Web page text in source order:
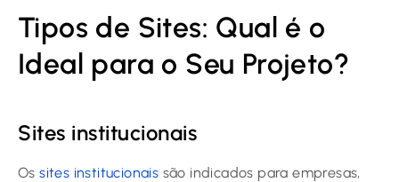
Tipos de Sites: Qual é o
Ideal para o Seu Projeto?
Sites institucionais
Ossites institucionais são indicados para empresas,